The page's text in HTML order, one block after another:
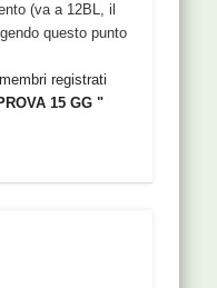
(va a 12BL, il
questo punto
registrati
15 GG "